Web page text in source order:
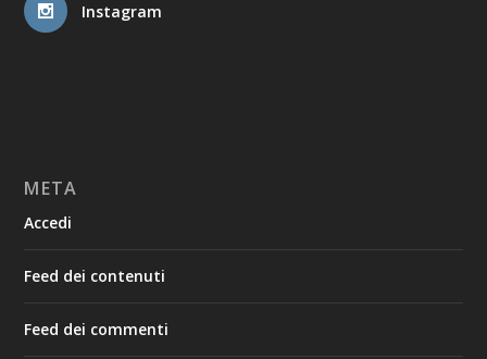
Instagram
META
Accedi
Feed dei contenuti
Feed dei commenti